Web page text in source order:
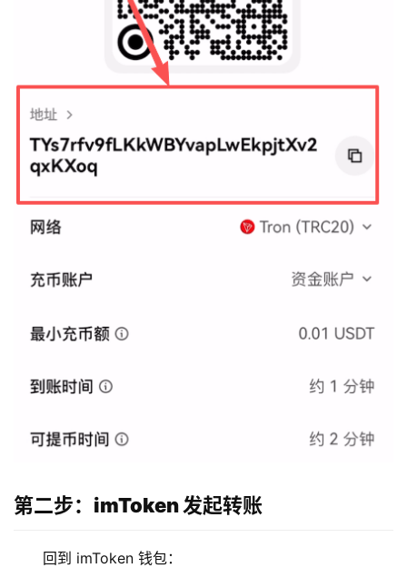
第二步：imToken 发起转账
回到 imToken 钱包：